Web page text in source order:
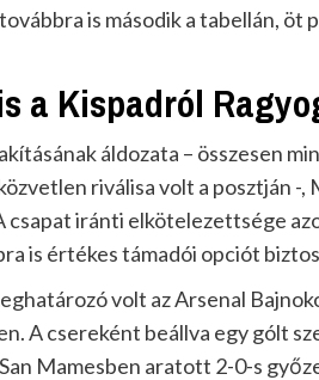
is második a tabellán, öt
a Kispadról
áldozata – összesen
riválisa volt a posztján -
iránti elkötelezettsége
is értékes támadói opciót
volt az Arsenal
A csereként beállva egy gólt
Mamesben aratott 2-0-s